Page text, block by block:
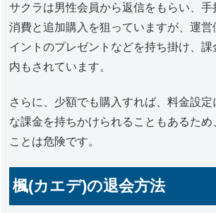
サクラは男性会員から返信をもらい、
消費と追加購入を狙っていますが、運営
イントのプレゼントなどを持ち掛け、
内もされています。
さらに、少額でも購入すれば、料金設
な課金を持ちかけられることもあるため
ことは危険です。
楓(カエデ)の退会方法